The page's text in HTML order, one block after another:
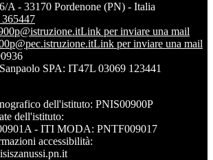
A - 33170 Pordenone (PN) - Italia
Link per inviare una mail
Link per inviare una mail
SPA: IT47L 03069 123441
dell'istituto: PNIS00900P
dell'istituto:
- ITI MODA: PNTF009017
accessibilità: